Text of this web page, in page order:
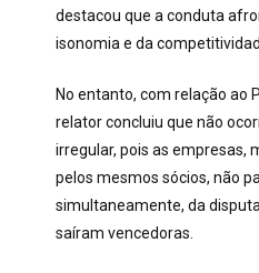
destacou que a conduta
isonomia e da
No entanto, com relação ao
relator concluiu que não
irregular, pois as empresas,
pelos mesmos sócios, não
simultaneamente, da
saíram vencedoras.